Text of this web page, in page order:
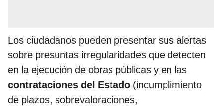
Los ciudadanos pueden presentar sus alertas
sobre presuntas irregularidades que detecten
en la ejecución de obras públicas y en las
contrataciones del Estado (incumplimiento
de plazos, sobrevaloraciones,